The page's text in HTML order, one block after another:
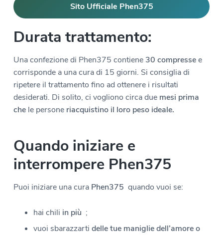
Sito Ufficiale Phen375
Durata trattamento:
Una confezione di Phen375 contiene 30 compressee
corrisponde a una cura di 15 giorni. Si consiglia di
ripetere il trattamento fino ad ottenere i risultati
desiderati. Di solito, ci vogliono circa duemesi prima
chele personeriacquistino il loro peso ideale.
Quando iniziare e
interrompere Phen375
Puoi iniziare una curaPhen375 quando vuoi se:
hai chili in più ;
vuoi sbarazzarti delle tue maniglie dell’amore o